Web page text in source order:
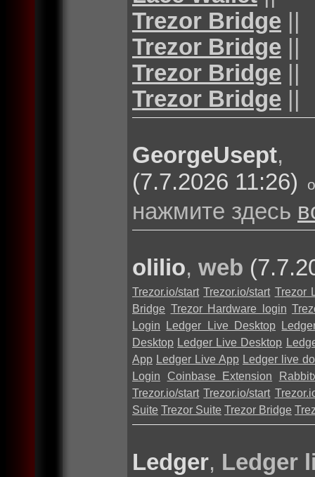
Trezor Bridge ||
Trezor Bridge ||
Trezor Bridge ||
Trezor Bridge ||
GeorgeUsept
(7.7.2026 11:26)
нажмите здесь
olilio, web
Trezor.io/start Trezor.io/start Trezor
Bridge Trezor Hardware login
Login
Ledger Live Desktop
Desktop Ledger Live Desktop
App Ledger Live App Ledger live
Login
Coinbase Extension
Trezor.io/start Trezor.io/start
Suite Trezor Suite Trezor Bridge
Ledger, Ledger